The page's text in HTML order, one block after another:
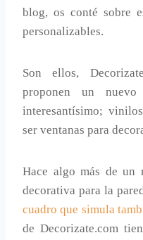
blog, os conté sobre
personalizables.
Son ellos,
proponen un
interesantísimo;
ser ventanas para
Hace algo más de un
decorativa para la
cuadro que simula
de Decorizate.com